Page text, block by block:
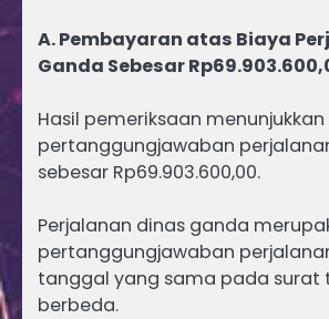
A. Pembayaran atas Biaya
Ganda Sebesar
Hasil pemeriksaan
pertanggungjawaban
sebesar Rp69.903.600,00.
Perjalanan dinas ganda
pertanggungjawaban
tanggal yang sama pada surat
berbeda.